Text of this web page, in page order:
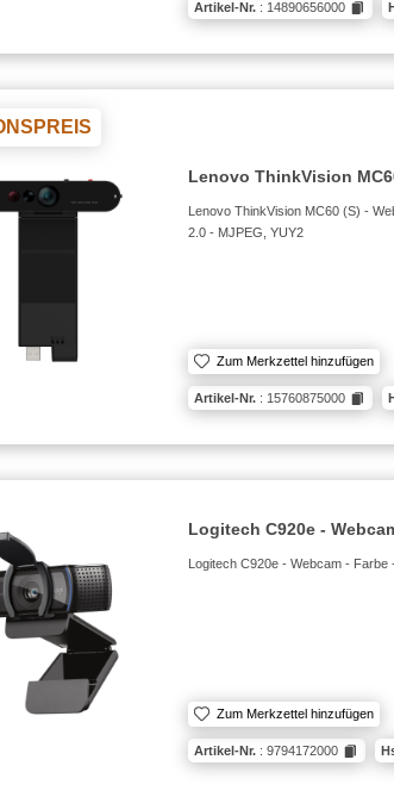
Artikel-Nr. : 14890656000
Lenovo ThinkVision
Lenovo ThinkVision MC60 (S) -
2.0 - MJPEG, YUY2
Zum Merkzettel hinzufügen
Artikel-Nr. : 15760875000
Logitech C920e -
Logitech C920e - Webcam - Farbe
Zum Merkzettel hinzufügen
Artikel-Nr. : 9794172000